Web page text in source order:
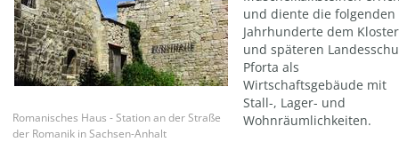
Romanisches Haus - Station an der Straße
der Romanik in Sachsen-Anhalt
und diente die folgenden
Jahrhunderte dem Kloster
und späteren
Pforta als
Wirtschaftsgebäude mit
Stall-, Lager- und
Wohnräumlichkeiten.